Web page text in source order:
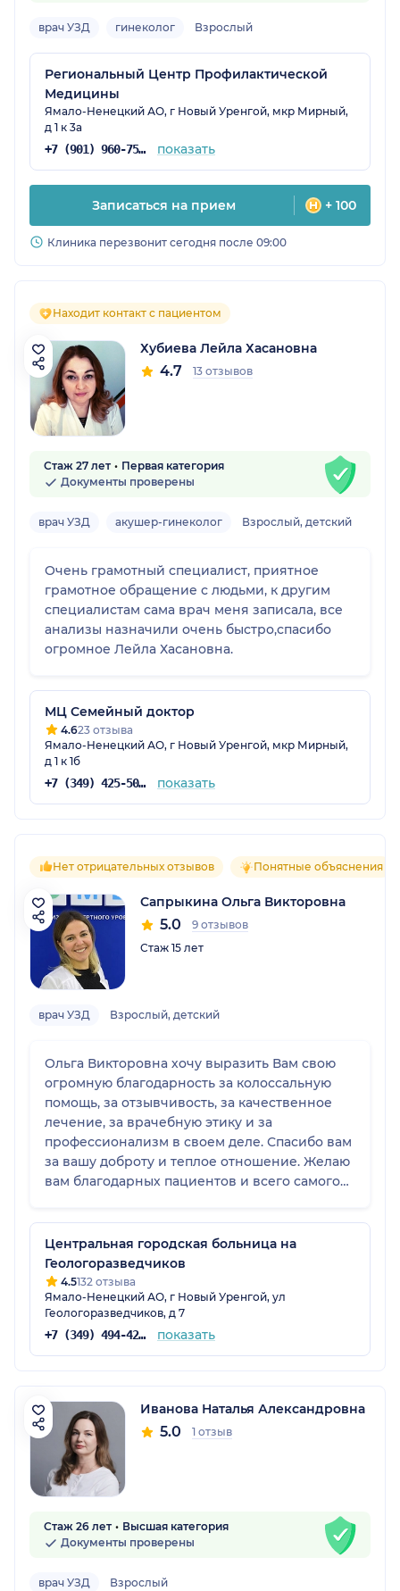
врач УЗД гинеколог Взрослый
Региональный Центр Профилактической
Медицины
Ямало-Ненецкий АО, г Новый Уренгой, мкр Мирный,
д 1 к 3а
+7 (901) 960-75-43 показать
Записаться на прием + 100
Клиника перезвонит сегодня после 09:00
Находит контакт с пациентом
Хубиева Лейла Хасановна
4.7 13 отзывов
Стаж 27 лет
Первая категория
Документы проверены
врач УЗД акушер-гинеколог Взрослый, детский
Очень грамотный специалист, приятное
грамотное обращение с людьми, к другим
специалистам сама врач меня записала, все
анализы назначили очень быстро,спасибо
огромное Лейла Хасановна.
МЦ Семейный доктор
4.623 отзыва
Ямало-Ненецкий АО, г Новый Уренгой, мкр Мирный,
д 1 к 1б
+7 (349) 425-50-25 показать
Нет отрицательных отзывов Понятные объяснения
Сапрыкина Ольга Викторовна
5.0
9 отзывов
Стаж 15 лет
врач УЗД Взрослый, детский
Ольга Викторовна хочу выразить Вам свою
огромную благодарность за колоссальную
помощь, за отзывчивость, за качественное
лечение, за врачебную этику и за
профессионализм в своем деле. Спасибо вам
за вашу доброту и теплое отношение. Желаю
вам благодарных пациентов и всего самого
Центральная городская больница на
Геологоразведчиков
4.5132 отзыва
Ямало-Ненецкий АО, г Новый Уренгой, ул
Геологоразведчиков, д 7
+7 (349) 494-42-62 показать
Иванова Наталья Александровна
5.0 1 отзыв
Стаж 26 лет
Высшая категория
Документы проверены
врач УЗД Взрослый